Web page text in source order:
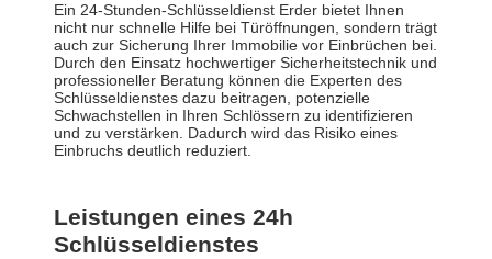
Ein 24-Stunden-Schlüsseldienst Erder bietet Ihnen
nicht nur schnelle Hilfe bei Türöffnungen, sondern trägt
auch zur Sicherung Ihrer Immobilie vor Einbrüchen bei.
Durch den Einsatz hochwertiger Sicherheitstechnik und
professioneller Beratung können die Experten des
Schlüsseldienstes dazu beitragen, potenzielle
Schwachstellen in Ihren Schlössern zu identifizieren
und zu verstärken. Dadurch wird das Risiko eines
Einbruchs deutlich reduziert.
Leistungen eines 24h
Schlüsseldienstes